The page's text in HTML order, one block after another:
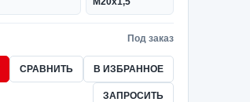
Под заказ
СРАВНИТЬ В ИЗБРАННОЕ
ЗАПРОСИТЬ